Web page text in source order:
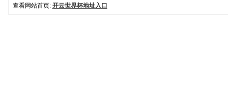
查看网站首页: 开云世界杯地址入口